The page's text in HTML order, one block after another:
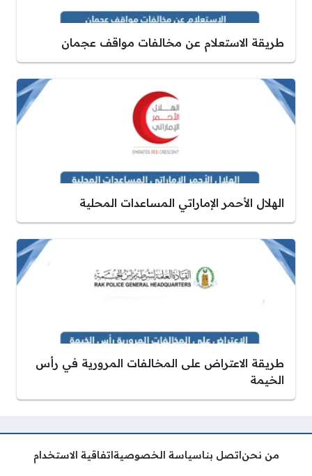
طريقة الاستعلام عن مخالفات مواقف عجمان
الهلال الأحمر الإماراتي المساعدات المحلية
طريقة الاعتراض على المخالفات المرورية في رأس
الخيمة
من نحناتصل بناسياسة الخصوصيةاتفاقية الاستخدام